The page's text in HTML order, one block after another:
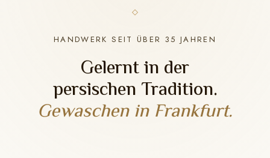
HANDWERK SEIT ÜBER 35 JAHREN
Gelernt in der
persischen Tradition.
Gewaschen in Frankfurt.